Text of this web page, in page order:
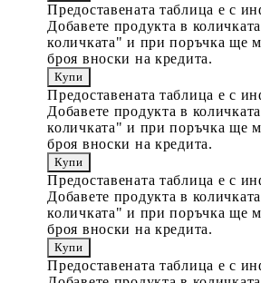
Предоставената таблица е с
Добавете продукта в
количката" и при поръчка ще
броя вноски на кредита.
Предоставената таблица е с
Добавете продукта в
количката" и при поръчка ще
броя вноски на кредита.
Предоставената таблица е с
Добавете продукта в
количката" и при поръчка ще
броя вноски на кредита.
Предоставената таблица е с